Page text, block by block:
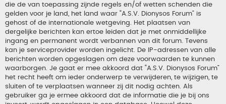
die de van toepassing zijnde regels en/of wetten schenden die
gelden voor je land, het land waar “A.S.V. Dionysos Forum” is
gehost of de internationale wetgeving. Het plaatsen van
dergelijke berichten kan ertoe leiden dat je met onmiddellijke
ingang en permanent wordt verbannen van dit forum. Tevens
kan je serviceprovider worden ingelicht. De IP-adressen van alle
berichten worden opgeslagen om deze voorwaarden te kunnen
waarborgen. Je gaat er mee akkoord dat “A.S.V. Dionysos Forum”
het recht heeft om ieder onderwerp te verwijderen, te wijzigen, te
sluiten of te verplaatsen wanneer zij dit nodig achten. Als
gebruiker ga je ermee akkoord dat de informatie die je bij ons